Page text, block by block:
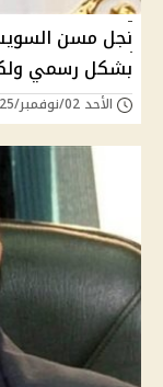
نجل مسن
بشكل رسمي
الأحد 02/نوفمبر/2025 - 08:58 م